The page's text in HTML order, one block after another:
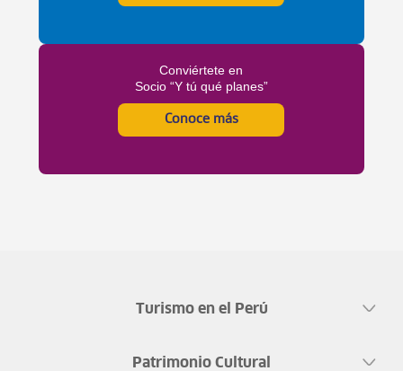
Conviértete en
Socio “Y tú qué planes”
Conoce más
Turismo en el Perú
Patrimonio Cultural